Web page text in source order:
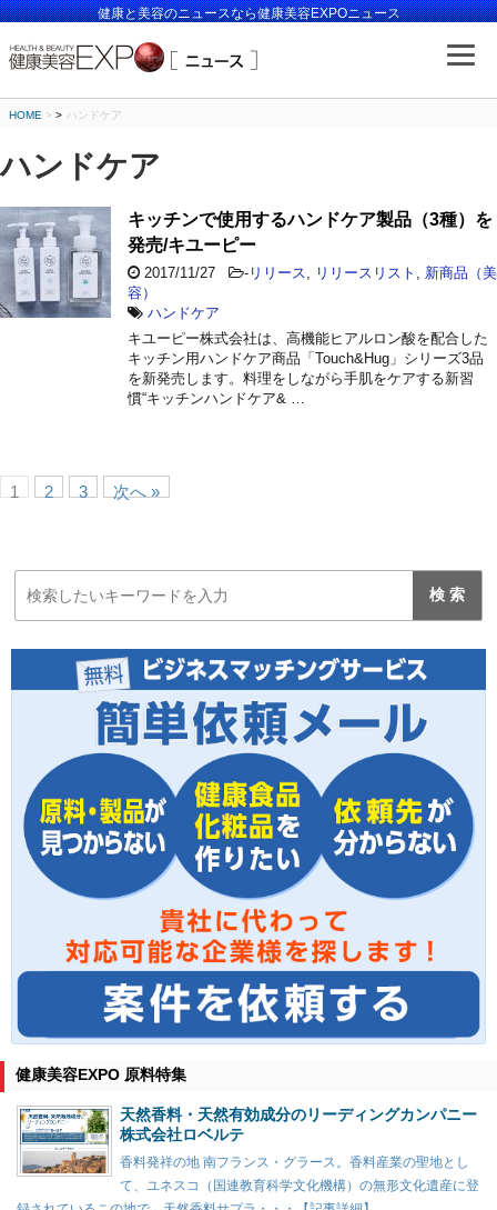
健康と美容のニュースなら健康美容EXPOニュース
HOME > ハンドケア
ハンドケア
キッチンで使用するハンドケア製品（3種）を
発売/キユーピー
2017/11/27 - リリース リリースリスト
新商品（美
容）
ハンドケア
キユーピー株式会社は、高機能ヒアルロン酸を配合した
キッチン用ハンドケア商品「Touch&Hug」シリーズ3品
を新発売します。料理をしながら手肌をケアする新習
慣“キッチンハンドケア& …
1 2 3 次へ »
健康美容EXPO 原料特集
天然香料・天然有効成分のリーディングカンパニー
株式会社ロベルテ
香料発祥の地 南フランス・グラース。香料産業の聖地とし
て、ユネスコ（国連教育科学文化機構）の無形文化遺産に登